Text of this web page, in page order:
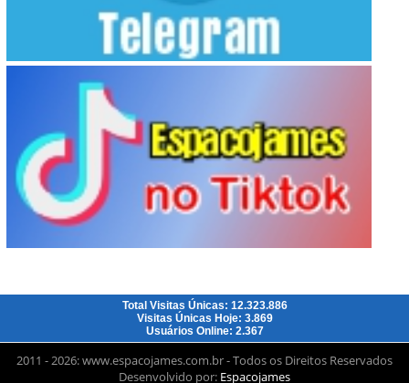
Total Visitas Únicas: 12.323.886
Visitas Únicas Hoje: 3.869
Usuários Online: 2.367
2011 - 2026: www.espacojames.com.br - Todos os Direitos Reservados
Desenvolvido por: Espacojames